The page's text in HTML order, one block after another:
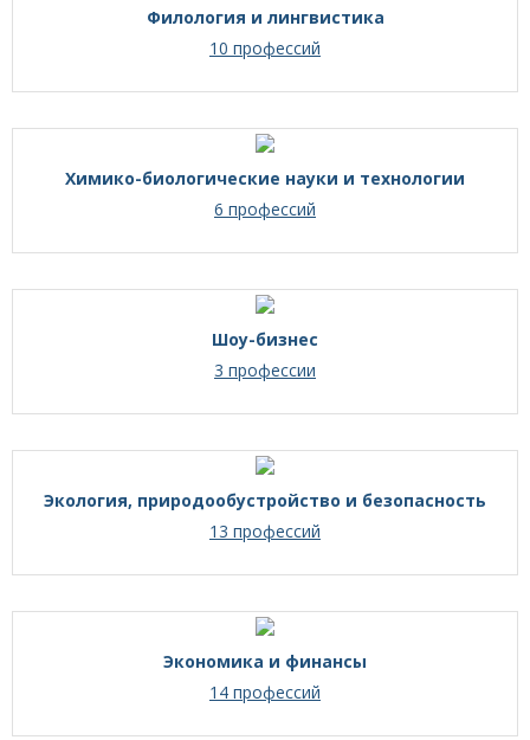
Филология и лингвистика
10 профессий
Химико-биологические науки и технологии
6 профессий
Шоу-бизнес
3 профессии
Экология, природообустройство и безопасность
13 профессий
Экономика и финансы
14 профессий